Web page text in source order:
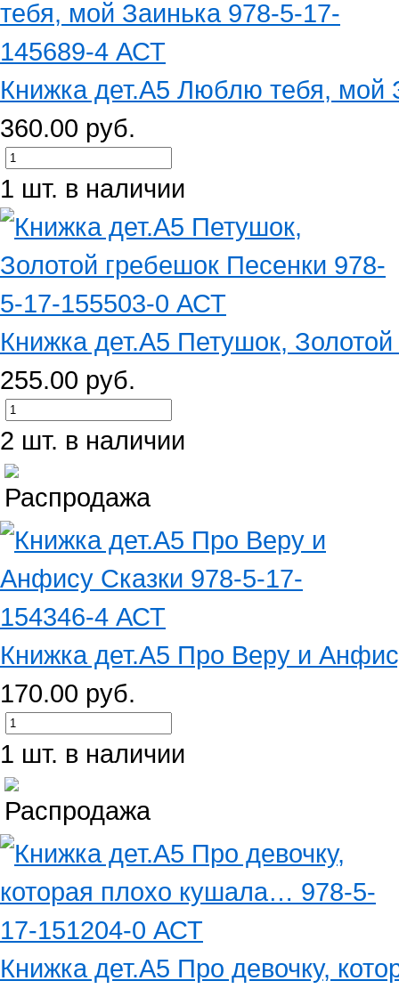
Книжка дет.А5 Люблю тебя, мой
360.00 руб.
1 шт. в наличии
Книжка дет.А5 Петушок,
255.00 руб.
2 шт. в наличии
Книжка дет.А5 Про Веру и
170.00 руб.
1 шт. в наличии
Книжка дет.А5 Про девочку,